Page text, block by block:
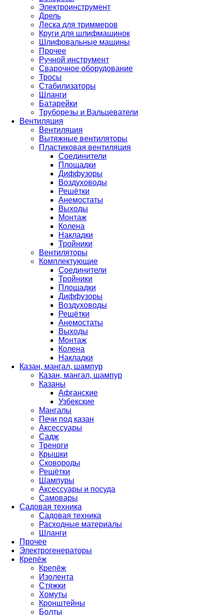
Электроинструмент
Дрель
Леска для триммеров
Круги для шлифмашинок
Шлифовальные машины
Прочее
Ручной инструмент
Сварочное оборудование
Тросы
Стабилизаторы
Шланги
Батарейки
Труборезы и Вальцеватели
Вентиляция
Вентиляция
Вытяжные вентиляторы
Пластиковая вентиляция
Соединители
Площадки
Диффузоры
Воздуховоды
Решётки
Анемостаты
Выходы
Монтаж
Колена
Накладки
Тройники
Вентиляторы
Комплектующие
Соединители
Тройники
Площадки
Диффузоры
Воздуховоды
Решётки
Анемостаты
Выходы
Монтаж
Колена
Накладки
Казан, мангал, шампур
Казан, мангал, шампур
Казаны
Афганские
Узбекские
Мангалы
Печи под казан
Аксессуары
Садж
Треноги
Крышки
Сковороды
Решётки
Шампуры
Аксессуары и посуда
Самовары
Садовая техника
Садовая техника
Расходные материалы
Шланги
Прочее
Электрогенераторы
Крепёж
Крепёж
Изолента
Стяжки
Хомуты
Кронштейны
Болты